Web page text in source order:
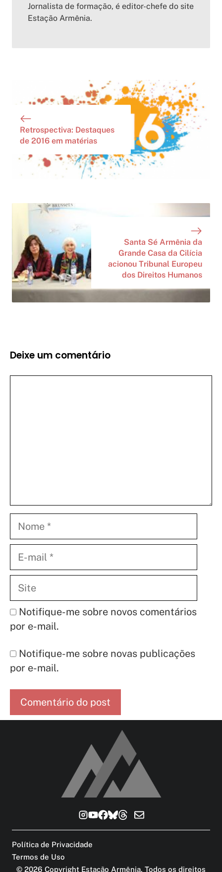
Jornalista de formação, é editor-chefe do site
Estação Armênia.
Retrospectiva: Destaques
de 2016 em matérias
Santa Sé Armênia da
Grande Casa da Cilícia
acionou Tribunal Europeu
dos Direitos Humanos
Deixe um comentário
mail
Notifique-me sobre novos comentários
por e-mail.
Notifique-me sobre novas publicações
por e-mail.
© 2026 Copyright Estação Armênia. Todos os direitos
Política de Privacidade
Termos de Uso